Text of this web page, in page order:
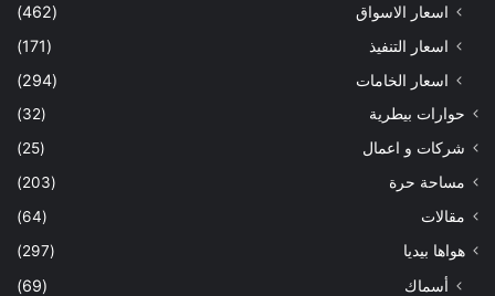
اسعار الاسواق
(462)
اسعار التنفيذ
(171)
اسعار الخامات
(294)
حوارات بيطرية
(32)
شركات و اعمال
(25)
مساحة حرة
(203)
مقالات
(64)
هواها بيديا
(297)
أسماك
(69)